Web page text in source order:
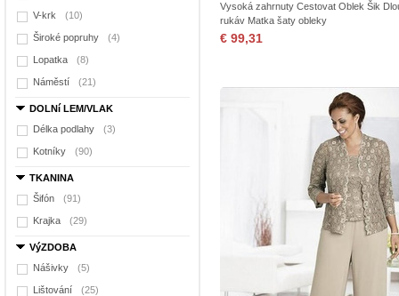
V-krk (10)
Široké popruhy (4)
Lopatka (8)
Náměstí (21)
DOLNí LEM/VLAK
Délka podlahy
(3)
Kotníky (90)
TKANINA
Šifón
(91)
Krajka (29)
VýZDOBA
Nášivky
(5)
Lištování (25)
Vysoká zahrnuty Cestovat Oblek Šik
rukáv Matka šaty obleky
€ 99,31